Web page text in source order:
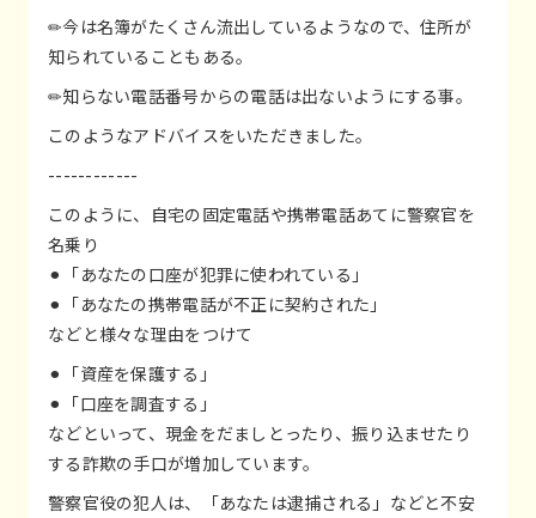
✏︎今は名簿がたくさん流出しているようなので、住所が
知られていることもある。
✏︎知らない電話番号からの電話は出ないようにする事。
このようなアドバイスをいただきました。
------------
このように、自宅の固定電話や携帯電話あてに警察官を
名乗り
⚫︎「あなたの口座が犯罪に使われている」
⚫︎「あなたの携帯電話が不正に契約された」
などと様々な理由をつけて
⚫︎「資産を保護する」
⚫︎「口座を調査する」
などといって、現金をだましとったり、振り込ませたり
する詐欺の手口が増加しています。
警察官役の犯人は、「あなたは逮捕される」などと不安